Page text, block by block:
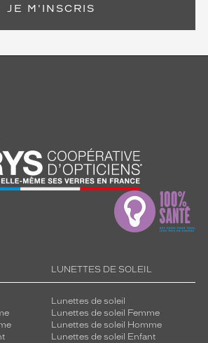
JE M'INSCRIS
LUNETTES DE SOLEIL
Lunettes de soleil
Lunettes de soleil Femme
Lunettes de soleil Homme
Lunettes de soleil Enfant